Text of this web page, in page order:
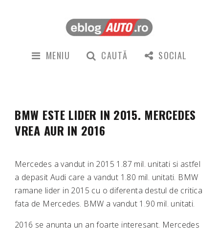
MENIU CAUTĂ SOCIAL
BMW ESTE LIDER IN 2015. MERCEDES
VREA AUR IN 2016
Mercedes a vandut in 2015 1.87 mil. unitati si astfel
a depasit Audi care a vandut 1.80 mil. unitati. BMW
ramane lider in 2015 cu o diferenta destul de critica
fata de Mercedes. BMW a vandut 1.90 mil. unitati.
2016 se anunta un an foarte interesant. Mercedes